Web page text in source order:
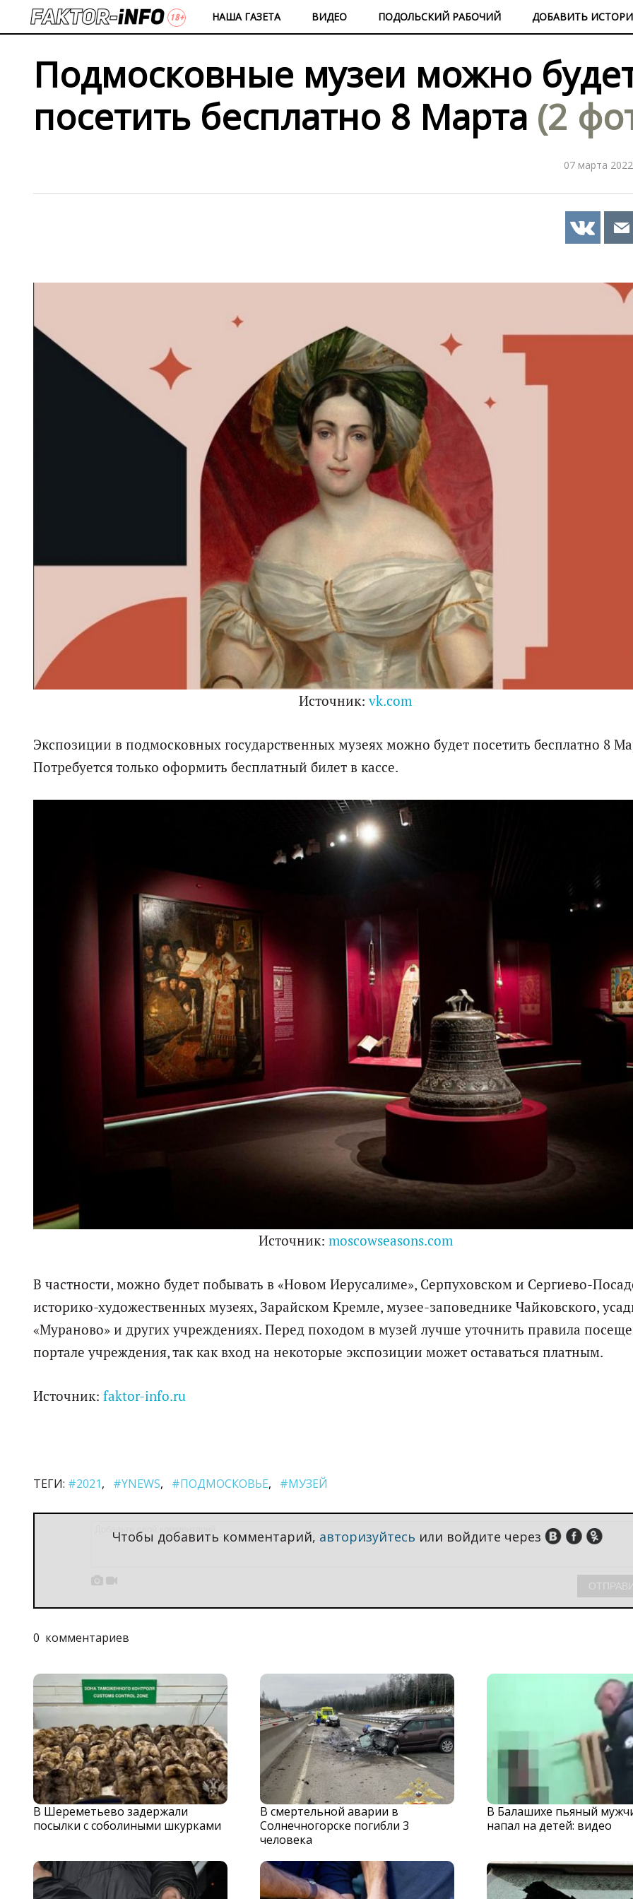
НАША ГАЗЕТА ВИДЕО ПОДОЛЬСКИЙ РАБОЧИЙ ДОБАВИТЬ
Подмосковные музеи можно
посетить бесплатно 8 Марта (2
07 марта
Источник:vk.com
Экспозиции в подмосковных государственных музеях можно будет посетить бесплатно 8
Потребуется только оформить бесплатный билет в кассе.
Источник: moscowseasons.com
В частности, можно будет побывать в «Новом Иерусалиме», Серпуховском и Сергиево-
историко-художественных музеях, Зарайском Кремле, музее-заповеднике Чайковского,
«Мураново» и других учреждениях. Перед походом в музей лучше уточнить правила
портале учреждения, так как вход на некоторые экспозиции может оставаться платным.
Источник: faktor-info.ru
ТЕГИ: #2021 #YNEWS #ПОДМОСКОВЬЕ #МУЗЕЙ
Чтобы добавить комментарий, авторизуйтесь или войдите через
 
0 комментариев
В Шереметьево задержали
посылки с соболиными шкурками
В смертельной аварии в
Солнечногорске погибли 3
человека
В Балашихе пьяный
напал на детей: видео